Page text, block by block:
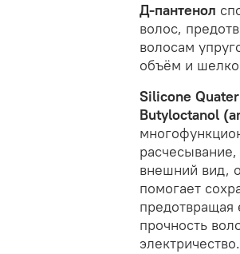
Д-пантенол
волос,
волосам
объём и
Silicone
Butyloctanol
внешний вид,
помогает
предотвращая
прочность
электричество.